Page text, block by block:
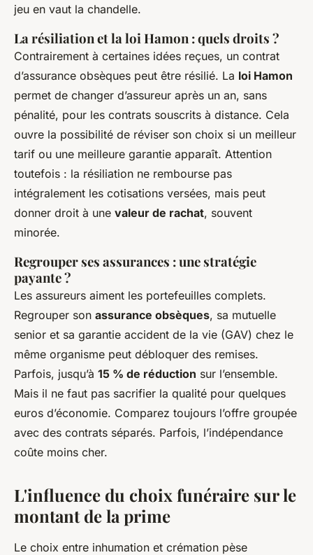
jeu en vaut la chandelle.
La résiliation et la loi Hamon : quels droits ?
Contrairement à certaines idées reçues, un contrat
d’assurance obsèques peut être résilié. La loi Hamon
permet de changer d’assureur après un an, sans
pénalité, pour les contrats souscrits à distance. Cela
ouvre la possibilité de réviser son choix si un meilleur
tarif ou une meilleure garantie apparaît. Attention
toutefois : la résiliation ne rembourse pas
intégralement les cotisations versées, mais peut
donner droit à une valeur de rachat, souvent
minorée.
Regrouper ses assurances : une stratégie
payante ?
Les assureurs aiment les portefeuilles complets.
Regrouper son assurance obsèques, sa mutuelle
senior et sa garantie accident de la vie (GAV) chez le
même organisme peut débloquer des remises.
Parfois, jusqu’à 15 % de réduction sur l’ensemble.
Mais il ne faut pas sacrifier la qualité pour quelques
euros d’économie. Comparez toujours l’offre groupée
avec des contrats séparés. Parfois, l’indépendance
coûte moins cher.
L'influence du choix funéraire sur le
montant de la prime
Le choix entre inhumation et crémation pèse